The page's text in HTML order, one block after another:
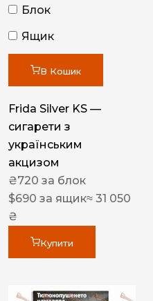
Блок
Ящик
В Кошик
Frida Silver KS —
сигарети з
українським
акцизом
₴720 за блок
$690 за ящик≈ 31 050
₴
Купити